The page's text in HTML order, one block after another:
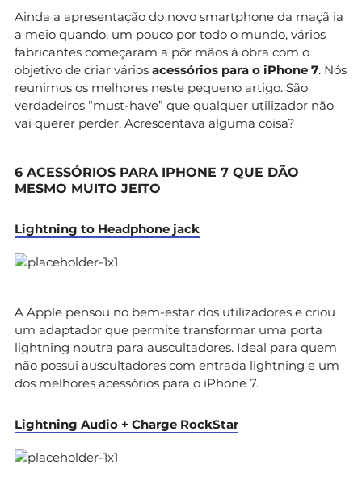
Ainda a apresentação do novo smartphone da maçã ia
a meio quando, um pouco por todo o mundo, vários
fabricantes começaram a pôr mãos à obra com o
objetivo de criar vários acessórios para o iPhone 7. Nós
reunimos os melhores neste pequeno artigo. São
verdadeiros “must-have” que qualquer utilizador não
vai querer perder. Acrescentava alguma coisa?
6 ACESSÓRIOS PARA IPHONE 7 QUE DÃO
MESMO MUITO JEITO
Lightning to Headphone jack
A Apple pensou no bem-estar dos utilizadores e criou
um adaptador que permite transformar uma porta
lightning noutra para auscultadores. Ideal para quem
não possui auscultadores com entrada lightning e um
dos melhores acessórios para o iPhone 7.
Lightning Audio + Charge RockStar